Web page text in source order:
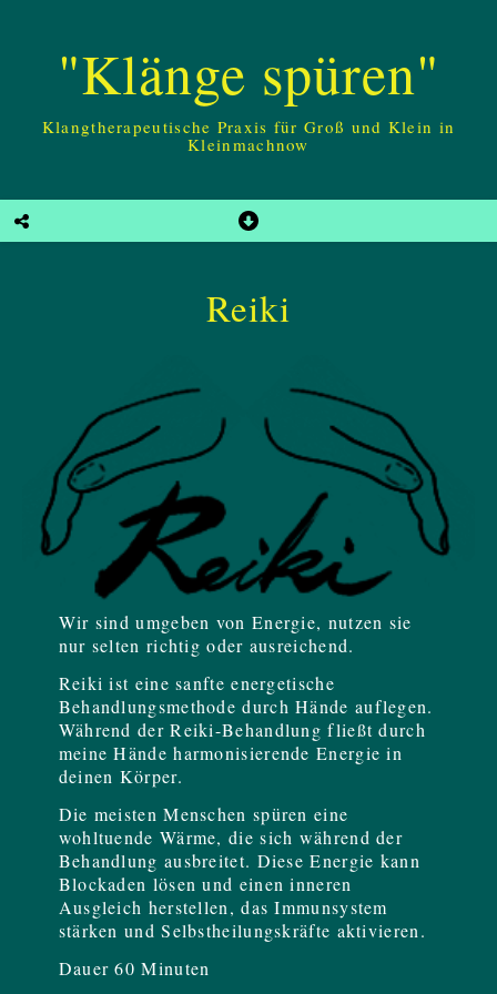
"Klänge spüren"
Klangtherapeutische Praxis für Groß und Klein in
Kleinmachnow
Reiki
Wir sind umgeben von Energie, nutzen sie
nur selten richtig oder ausreichend.
Reiki ist eine sanfte energetische
Behandlungsmethode durch Hände auflegen.
Während der Reiki-Behandlung fließt durch
meine Hände harmonisierende Energie in
deinen Körper.
Die meisten Menschen spüren eine
wohltuende Wärme, die sich während der
Behandlung ausbreitet. Diese Energie kann
Blockaden lösen und einen inneren
Ausgleich herstellen, das Immunsystem
stärken und Selbstheilungskräfte aktivieren.
Dauer 60 Minuten